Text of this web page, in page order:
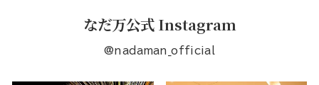
なだ万公式 Instagram
@nadaman_official